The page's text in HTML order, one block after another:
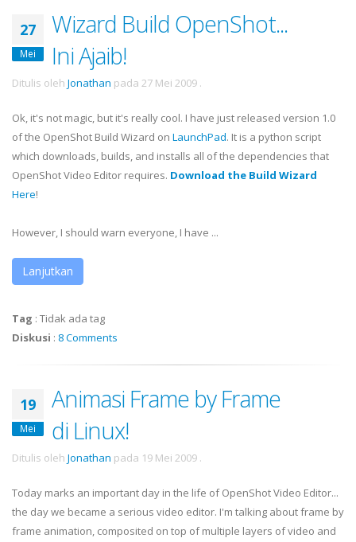
27
Mei
Wizard Build OpenShot...
Ini Ajaib!
Ditulis oleh Jonathan pada 27 Mei 2009 .
Ok, it's not magic, but it's really cool. I have just released version 1.0
of the OpenShot Build Wizard on LaunchPad. It is a python script
which downloads, builds, and installs all of the dependencies that
OpenShotVideo Editor requires. Download the Build Wizard
Here!
However, I should warn everyone, I have ...
Lanjutkan
Tag : Tidak ada tag
Diskusi : 8 Comments
19
Mei
Animasi Frame by Frame
di Linux!
Ditulis oleh Jonathan pada 19 Mei 2009 .
Today marks an important day in the life of OpenShot Video Editor...
the day we became a serious video editor. I'm talking about frame by
frame animation, composited on top of multiple layers of video and